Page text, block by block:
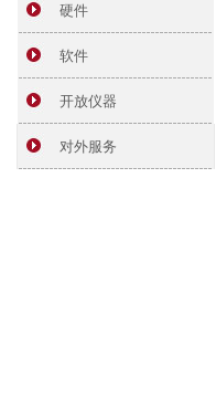
硬件
软件
开放仪器
对外服务